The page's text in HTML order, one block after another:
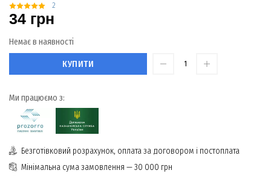
2
34 грн
Немає в наявності
КУПИТИ
Ми працюємо з:
Безготівковий розрахунок, оплата за договором і постоплата
Мінімальна сума замовлення — 30 000 грн